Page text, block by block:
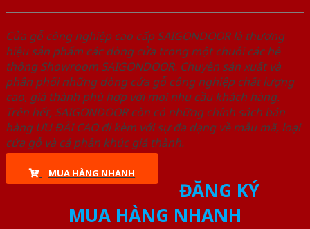
Cửa gỗ công nghiệp cao cấp SAIGONDOOR là thương
hiệu sản phẩm các dòng cửa trong một chuỗi các hệ
thống Showroom SAIGONDOOR. Chuyên sản xuất và
phân phối những dòng cửa gỗ công nghiệp chất lượng
cao, giá thành phù hợp với mọi nhu cầu khách hàng.
Trên hết, SAIGONDOOR còn có những chính sách bán
hàng ƯU ĐÃI CAO đi kèm với sự đa dạng về mẫu mã, loại
cửa gỗ và cả phân khúc giá thành.
MUA HÀNG NHANH
ĐĂNG KÝ
MUA HÀNG NHANH